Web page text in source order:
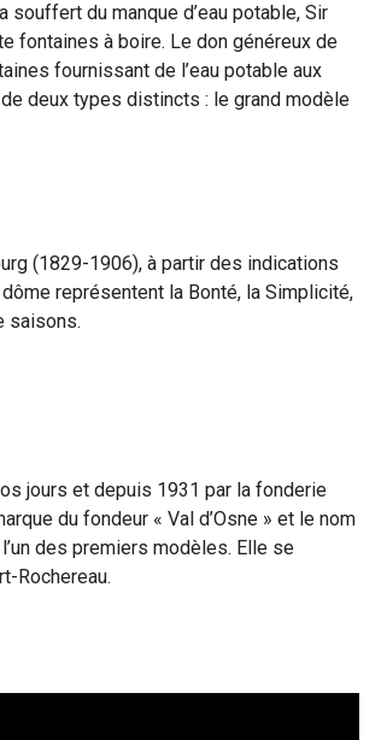
du manque d’eau potable, Sir
fontaines à boire. Le don généreux de
fournissant de l’eau potable aux
deux types distincts : le grand modèle
(1829-1906), à partir des indications
représentent la Bonté, la Simplicité,
saisons.
jours et depuis 1931 par la fonderie
du fondeur « Val d’Osne » et le nom
des premiers modèles. Elle se
Rochereau.